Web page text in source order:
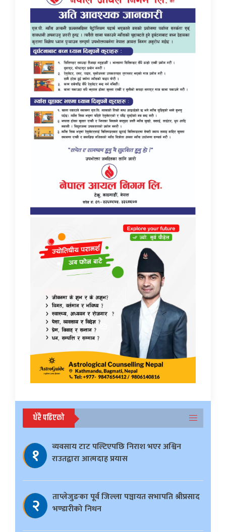
धेरै पढिएको
१
व्यवसाय टाट पल्टिएपछि निराश भएर अश्विन
राउतद्वारा आत्मदाह प्रयास
२
ताप्लेजुङका पूर्व जिल्ला पञ्चायत सभापति श्रीप्रसाद
भण्डारीको निधन